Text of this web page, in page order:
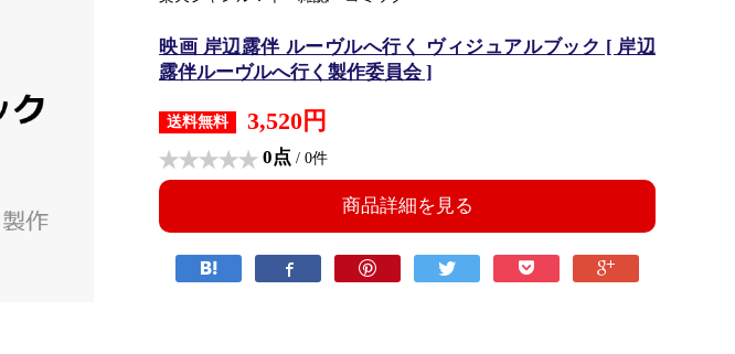
映画 岸辺露伴 ルーヴルへ行く ヴィジュアルブック [ 岸辺
露伴ルーヴルへ行く製作委員会 ]
送料無料 3,520円
0点 / 0件
商品詳細を見る